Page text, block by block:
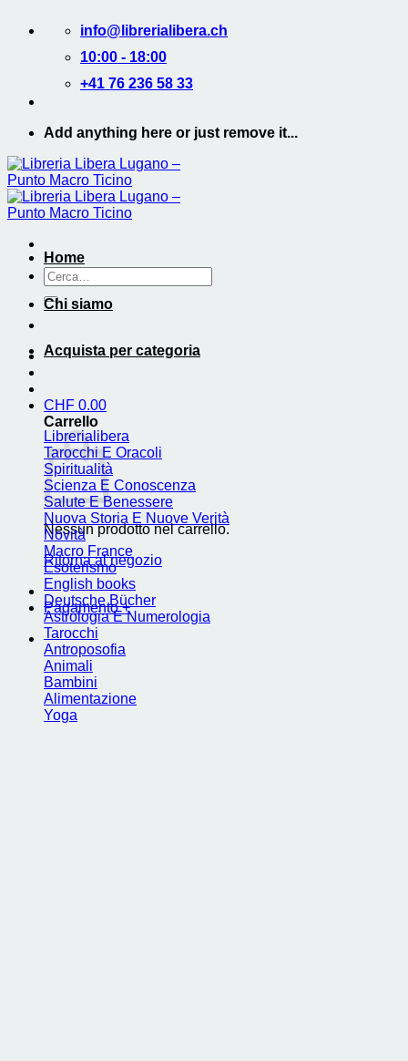
contenuti
info@librerialibera.ch
10:00 - 18:00
+41 76 236 58 33
Add anything here or just remove it...
Cerca:
CHF 0.00
Carrello
Nessun prodotto nel carrello.
Ritorna al negozio
Pagamento +
Home
Chi siamo
Acquista per categoria
Librerialibera
Tarocchi E Oracoli
Spiritualità
Scienza E Conoscenza
Salute E Benessere
Nuova Storia E Nuove Verità
Novità
Macro France
Esoterismo
English books
Deutsche Bücher
Astrologia E Numerologia
Tarocchi
Antroposofia
Animali
Bambini
Alimentazione
Yoga